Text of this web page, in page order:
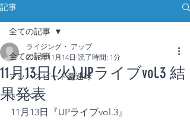
記事
全ての記事
マッハスピード豪速球
トンペー
全ての記事
11月13日(火) UPライブvol.3 結
果発表
ライジング・ アップ
2019年11月14日 読了時間: 1分
11月13日『UPライブvol.3』